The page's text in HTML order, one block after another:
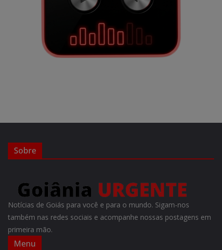
Sobre
Notícias de Goiás para você e para o mundo. Sigam-nos
também nas redes sociais e acompanhe nossas postagens em
primeira mão.
Menu